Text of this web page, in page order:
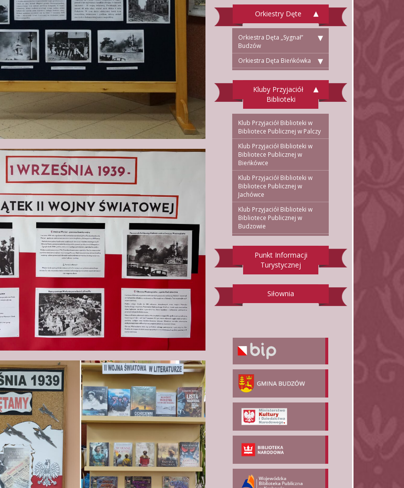
Orkiestry Dęte
Orkiestra Dęta „Sygnał”
Budzów
Orkiestra Dęta Bieńkówka
Kluby Przyjaciół
Biblioteki
Klub Przyjaciół Biblioteki w
Bibliotece Publicznej w Palczy
Klub Przyjaciół Biblioteki w
Bibliotece Publicznej w
Bieńkówce
Klub Przyjaciół Biblioteki w
Bibliotece Publicznej w
Jachówce
Klub Przyjaciół Biblioteki w
Bibliotece Publicznej w
Budzowie
Punkt Informacji
Turystycznej
Siłownia